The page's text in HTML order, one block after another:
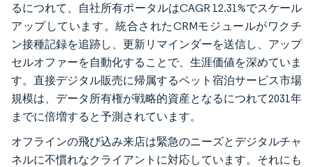
るにつれて、自社所有ポータルはCAGR 12.31%でスケール
アップしています。統合されたCRMモジュールがワクチ
ン接種記録を追跡し、更新リマインダーを送信し、アップ
セルオファーを自動化することで、生涯価値を深めていま
す。直接デジタル販売に帰属するペット宿泊サービス市場
規模は、データ所有権が戦略的資産となるにつれて2031年
までに倍増すると予測されています。
オフラインの飛び込み来店は緊急のニーズとデジタルチャ
ネルに不慣れなクライアントに対応しています。それにも